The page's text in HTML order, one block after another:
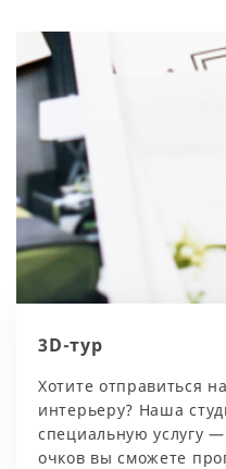
3D-тур
Хотите отправиться
интерьеру? Наша
специальную услугу
очков вы сможете